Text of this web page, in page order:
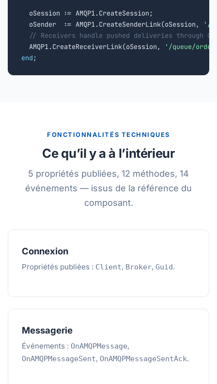
  oSession := AMQP1.CreateSession;
  oSender  := AMQP1.CreateSenderLink(oSession,
'/
// Receivers handle pushed deliveries through
  AMQP1.CreateReceiverLink(oSession,
'/queue/
end ;
FONCTIONNALITÉS TECHNIQUES
Ce qu’il y a à l’intérieur
5 propriétés publiées, 12 méthodes, 14
événements — issus de la référence du
composant.
Connexion
Propriétés publiées : Client, Broker, Guid.
Messagerie
Événements : OnAMQPMessage,
OnAMQPMessageSent, OnAMQPMessageSentAck.